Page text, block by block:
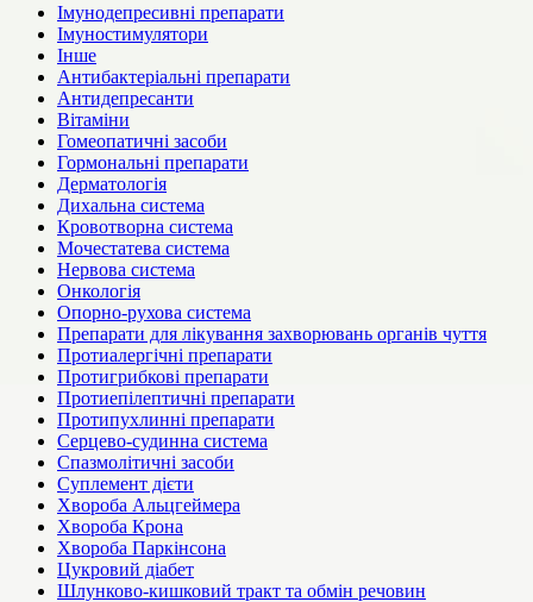
Імунодепресивні препарати
Імуностимулятори
Інше
Антибактеріальні препарати
Антидепресанти
Вітаміни
Гомеопатичні засоби
Гормональні препарати
Дерматологія
Дихальна система
Кровотворна система
Мочестатева система
Нервова система
Онкологія
Опорно-рухова система
Препарати для лікування захворювань органів чуття
Протиалергічні препарати
Протигрибкові препарати
Протиепілептичні препарати
Протипухлинні препарати
Серцево-судинна система
Спазмолітичні засоби
Суплемент дієти
Хвороба Альцгеймера
Хвороба Крона
Хвороба Паркінсона
Цукровий діабет
Шлунково-кишковий тракт та обмін речовин